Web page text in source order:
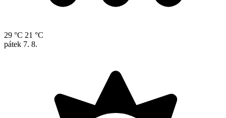
29 °C 21 °C
pátek 7. 8.